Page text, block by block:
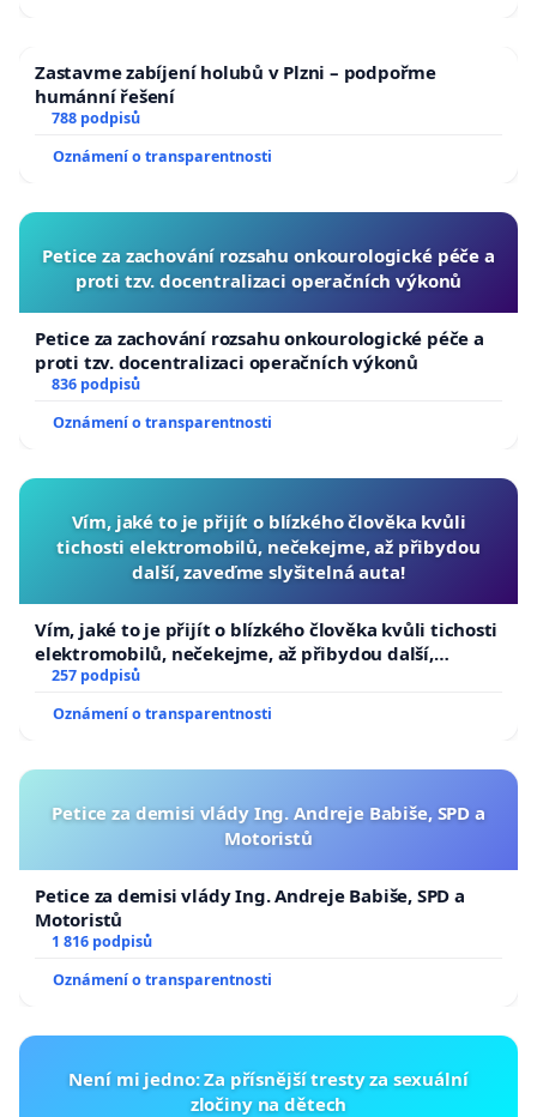
Zastavme zabíjení holubů v Plzni – podpořme
humánní řešení
788 podpisů
Oznámení o transparentnosti
Petice za zachování rozsahu onkourologické péče a
proti tzv. docentralizaci operačních výkonů
Petice za zachování rozsahu onkourologické péče a
proti tzv. docentralizaci operačních výkonů
836 podpisů
Oznámení o transparentnosti
Vím, jaké to je přijít o blízkého člověka kvůli
tichosti elektromobilů, nečekejme, až přibydou
další, zaveďme slyšitelná auta!
Vím, jaké to je přijít o blízkého člověka kvůli tichosti
elektromobilů, nečekejme, až přibydou další,
zaveďme slyšitelná auta!
257 podpisů
Oznámení o transparentnosti
Petice za demisi vlády Ing. Andreje Babiše, SPD a
Motoristů
Petice za demisi vlády Ing. Andreje Babiše, SPD a
Motoristů
1 816 podpisů
Oznámení o transparentnosti
Není mi jedno: Za přísnější tresty za sexuální
zločiny na dětech